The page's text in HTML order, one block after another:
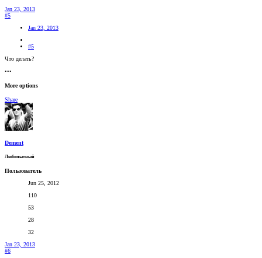
Jan 23, 2013
#5
Jan 23, 2013
#5
Что делать?
•••
More options
Share
Dement
Любопытный
Пользователь
Jun 25, 2012
110
53
28
32
Jan 23, 2013
#6